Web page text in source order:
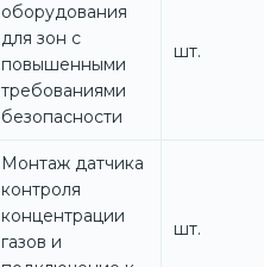
оборудования
для зон с
повышенными
требованиями
безопасности
шт.
Монтаж датчика
контроля
концентрации
газов и
шт.